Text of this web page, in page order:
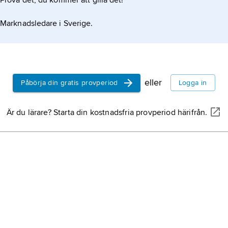
Rica (i verksamhet sedan 1979).
Marknadsledare i Sverige.
Påbörja din gratis provperiod eller Logga in
Är du lärare? Starta din kostnadsfria provperiod härifrån.